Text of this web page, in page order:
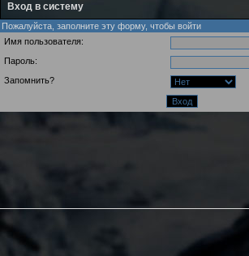
Вход в систему
Пожалуйста, заполните эту форму, чтобы войти
Имя пользователя:
Пароль:
Запомнить?